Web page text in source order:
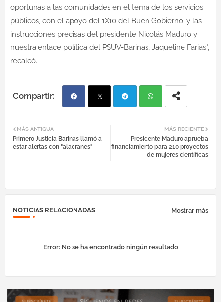
oportunas a las comunidades en el tema de los servicios
públicos, con el apoyo del 1X10 del Buen Gobierno, y las
instrucciones precisas del presidente Nicolás Maduro y
nuestra enlace política del PSUV-Barinas, Jaqueline Farias",
recalcó.
ebo tter atsa
MÁS RECIENTE
Presidente Maduro aprueba
financiamiento para 210 proyectos
de mujeres científicas
MÁS ANTIGUA
Primero Justicia Barinas llamó a
estar alertas con "alacranes"
NOTICIAS RELACIONADAS Mostrar más
Error: No se ha encontrado ningún resultado